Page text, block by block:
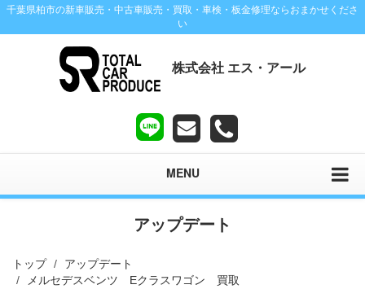
千葉県柏市の新車販売・中古車販売・買取・車検・板金修理ならおまかせくださ
い
株式会社 エス・アール
MENU
アップデート
トップ
アップデート
メルセデスベンツ Eクラスワゴン 買取